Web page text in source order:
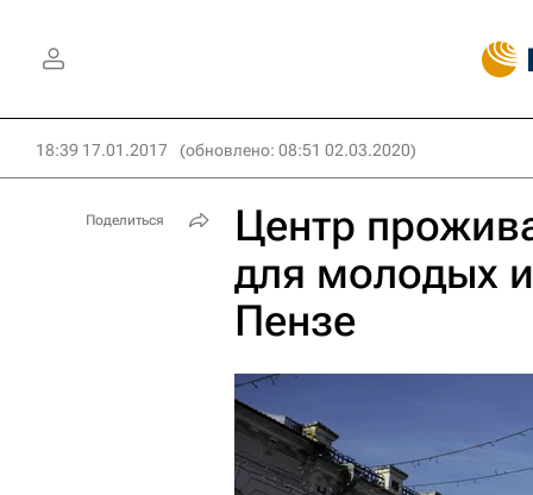
18:39 17.01.2017 (обновлено: 08:51 02.03.2020)
Центр
для молодых
Пензе
Поделиться